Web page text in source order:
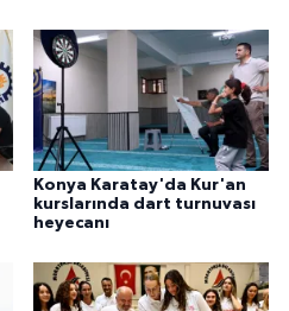
Konya Karatay'da Kur'an
kurslarında dart turnuvası
heyecanı